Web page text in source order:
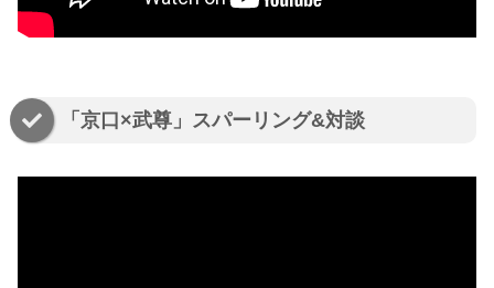
「京口×武尊」スパーリング&対談